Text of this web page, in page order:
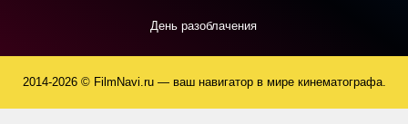
День разоблачения
2014-2026 © FilmNavi.ru — ваш навигатор в мире кинематографа.